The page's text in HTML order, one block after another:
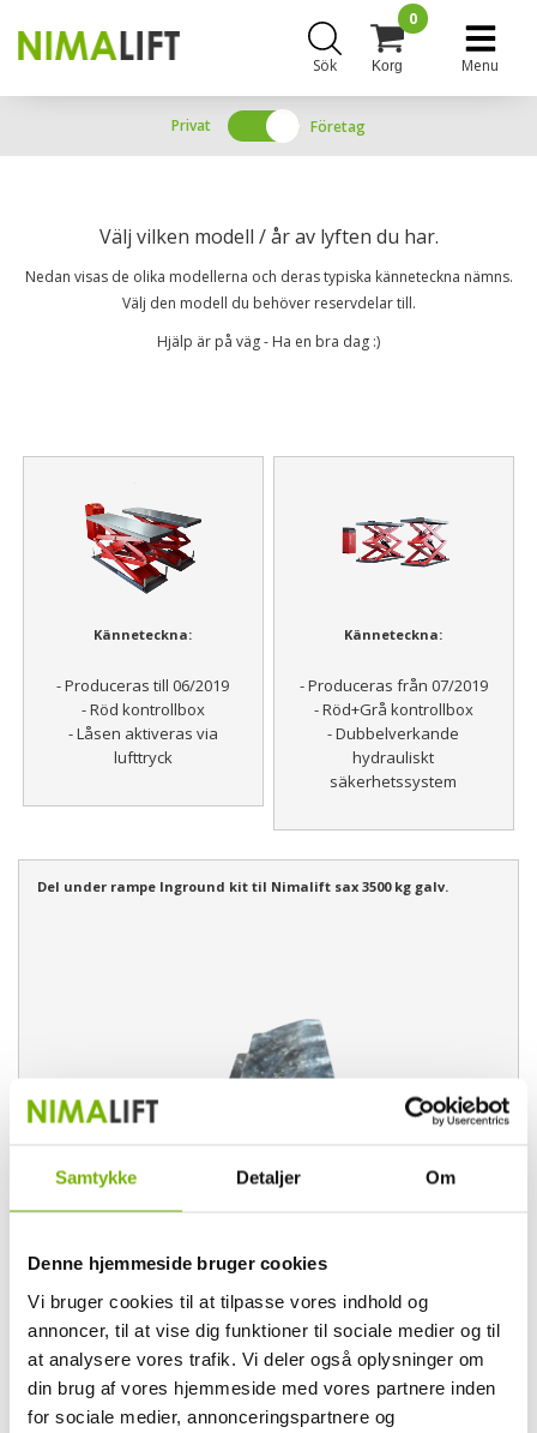
Samtykke Detaljer Om
Denne hjemmeside bruger cookies
Vi bruger cookies til at tilpasse vores indhold og
annoncer, til at vise dig funktioner til sociale medier og til
at analysere vores trafik. Vi deler også oplysninger om
din brug af vores hjemmeside med vores partnere inden
for sociale medier, annonceringspartnere og
Sök Korg
0
Menu
Privat Företag
Välj vilken modell / år av lyften du har.
Nedan visas de olika modellerna och deras typiska känneteckna nämns.
Välj den modell du behöver reservdelar till.
Hjälp är på väg - Ha en bra dag :)
Känneteckna:
- Produceras till 06/2019
- Röd kontrollbox
- Låsen aktiveras via
lufttryck
Känneteckna:
- Produceras från 07/2019
- Röd+Grå kontrollbox
- Dubbelverkande
hydrauliskt
säkerhetssystem
Del under rampe Inground kit til Nimalift sax 3500 kg galv.